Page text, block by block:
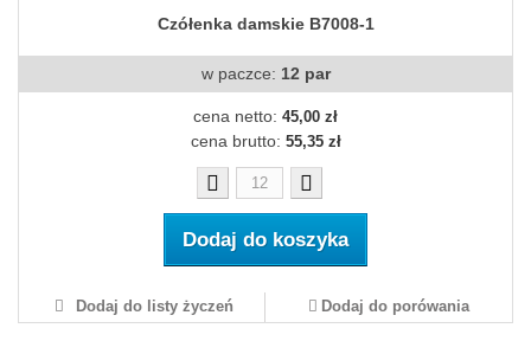
Czółenka damskie B7008-1
w paczce: 12 par
cena netto: 45,00 zł
cena brutto: 55,35 zł
Dodaj do koszyka
Dodaj do listy życzeń Dodaj do porówania